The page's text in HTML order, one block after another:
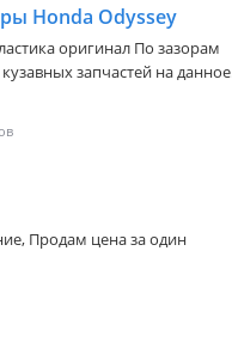
Honda Odyssey
оригинал По зазорам
запчастей на данное
, Продам цена за один